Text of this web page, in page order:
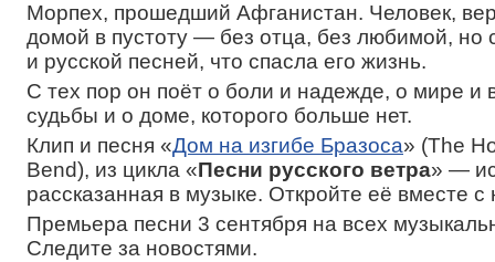
Морпех, прошедший Афганистан. Человек,
домой в пустоту — без отца, без любимой, но
и русской песней, что спасла его жизнь.
С тех пор он поёт о боли и надежде, о мире и
судьбы и о доме, которого больше нет.
Клип и песня «Дом на изгибе Бразоса» (The
Bend), из цикла «Песни русского ветра» —
рассказанная в музыке. Откройте её вместе с
Премьера песни 3 сентября на всех
Следите за новостями.